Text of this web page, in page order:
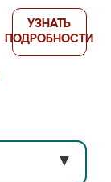
УЗНАТЬ
ПОДРОБНОСТИ
▼